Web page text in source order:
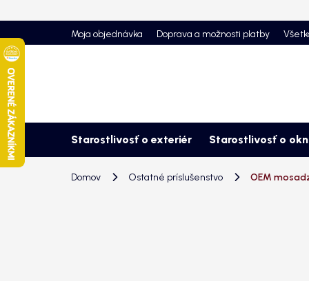
na
obsah
Moja objednávka Doprava a možnosti platby
Starostlivosť o exteriér Starostlivosť o
Domov Ostatné príslušenstvo OEM